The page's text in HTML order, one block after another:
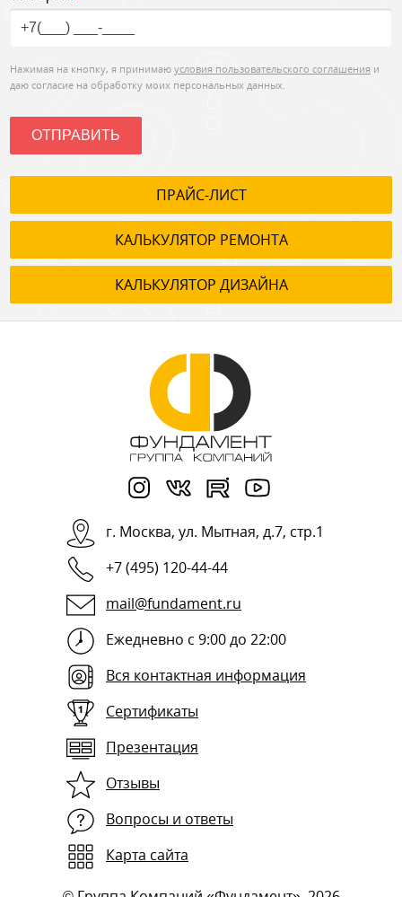
Нажимая на кнопку, я принимаю условия пользовательского соглашения и
даю согласие на обработку моих персональных данных.
ОТПРАВИТЬ
ПРАЙС-ЛИСТ
КАЛЬКУЛЯТОР РЕМОНТА
КАЛЬКУЛЯТОР ДИЗАЙНА
г. Москва, ул. Мытная, д.7, стр.1
+7 (495) 120-44-44
mail@fundament.ru
Ежедневно с 9:00 до 22:00
Вся контактная информация
Сертификаты
Презентация
Отзывы
Вопросы и ответы
Карта сайта